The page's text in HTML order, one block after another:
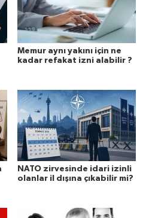
Memur aynı yakını için ne
kadar refakat izni alabilir ?
NATO zirvesinde idari izinli
olanlar il dışına çıkabilir mi?